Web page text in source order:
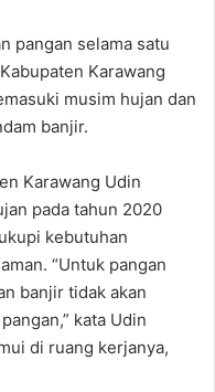
pangan selama satu
Karawang
musim hujan dan
banjir.
Karawang Udin
pada tahun 2020
kebutuhan
“Untuk pangan
banjir tidak akan
kata Udin
di ruang kerjanya,